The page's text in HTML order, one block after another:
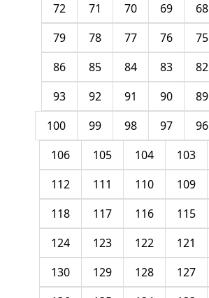
68
69
70
71
72
75
76
77
78
79
82
83
84
85
86
89
90
91
92
93
96
97
98
99
100
103
104
105
106
109
110
111
112
115
116
117
118
121
122
123
124
127
128
129
130